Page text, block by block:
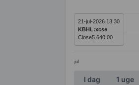
The chart has
jul
21-jul-2026 13:30
KBHL:xcse
Close5.640,00
End of
I dag 1 uge